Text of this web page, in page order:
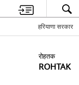
हरियाणा सरकार
रोहतक
ROHTAK